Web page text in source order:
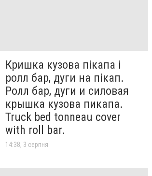
Кришка кузова пікапа і
ролл бар, дуги на пікап.
Ролл бар, дуги и силовая
крышка кузова пикапа.
Truck bed tonneau cover
with roll bar.
14:38, 3 серпня